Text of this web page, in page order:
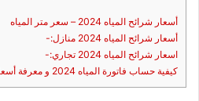
أسعار شرائح المياه 2024 – سعر متر المياه
أسعار شرائح المياه 2024 منازل:-
اسعار شرائح المياه 2024 تجاري:-
كيفية حساب فاتورة المياه 2024 و معرفة أسعار فواتير المياه